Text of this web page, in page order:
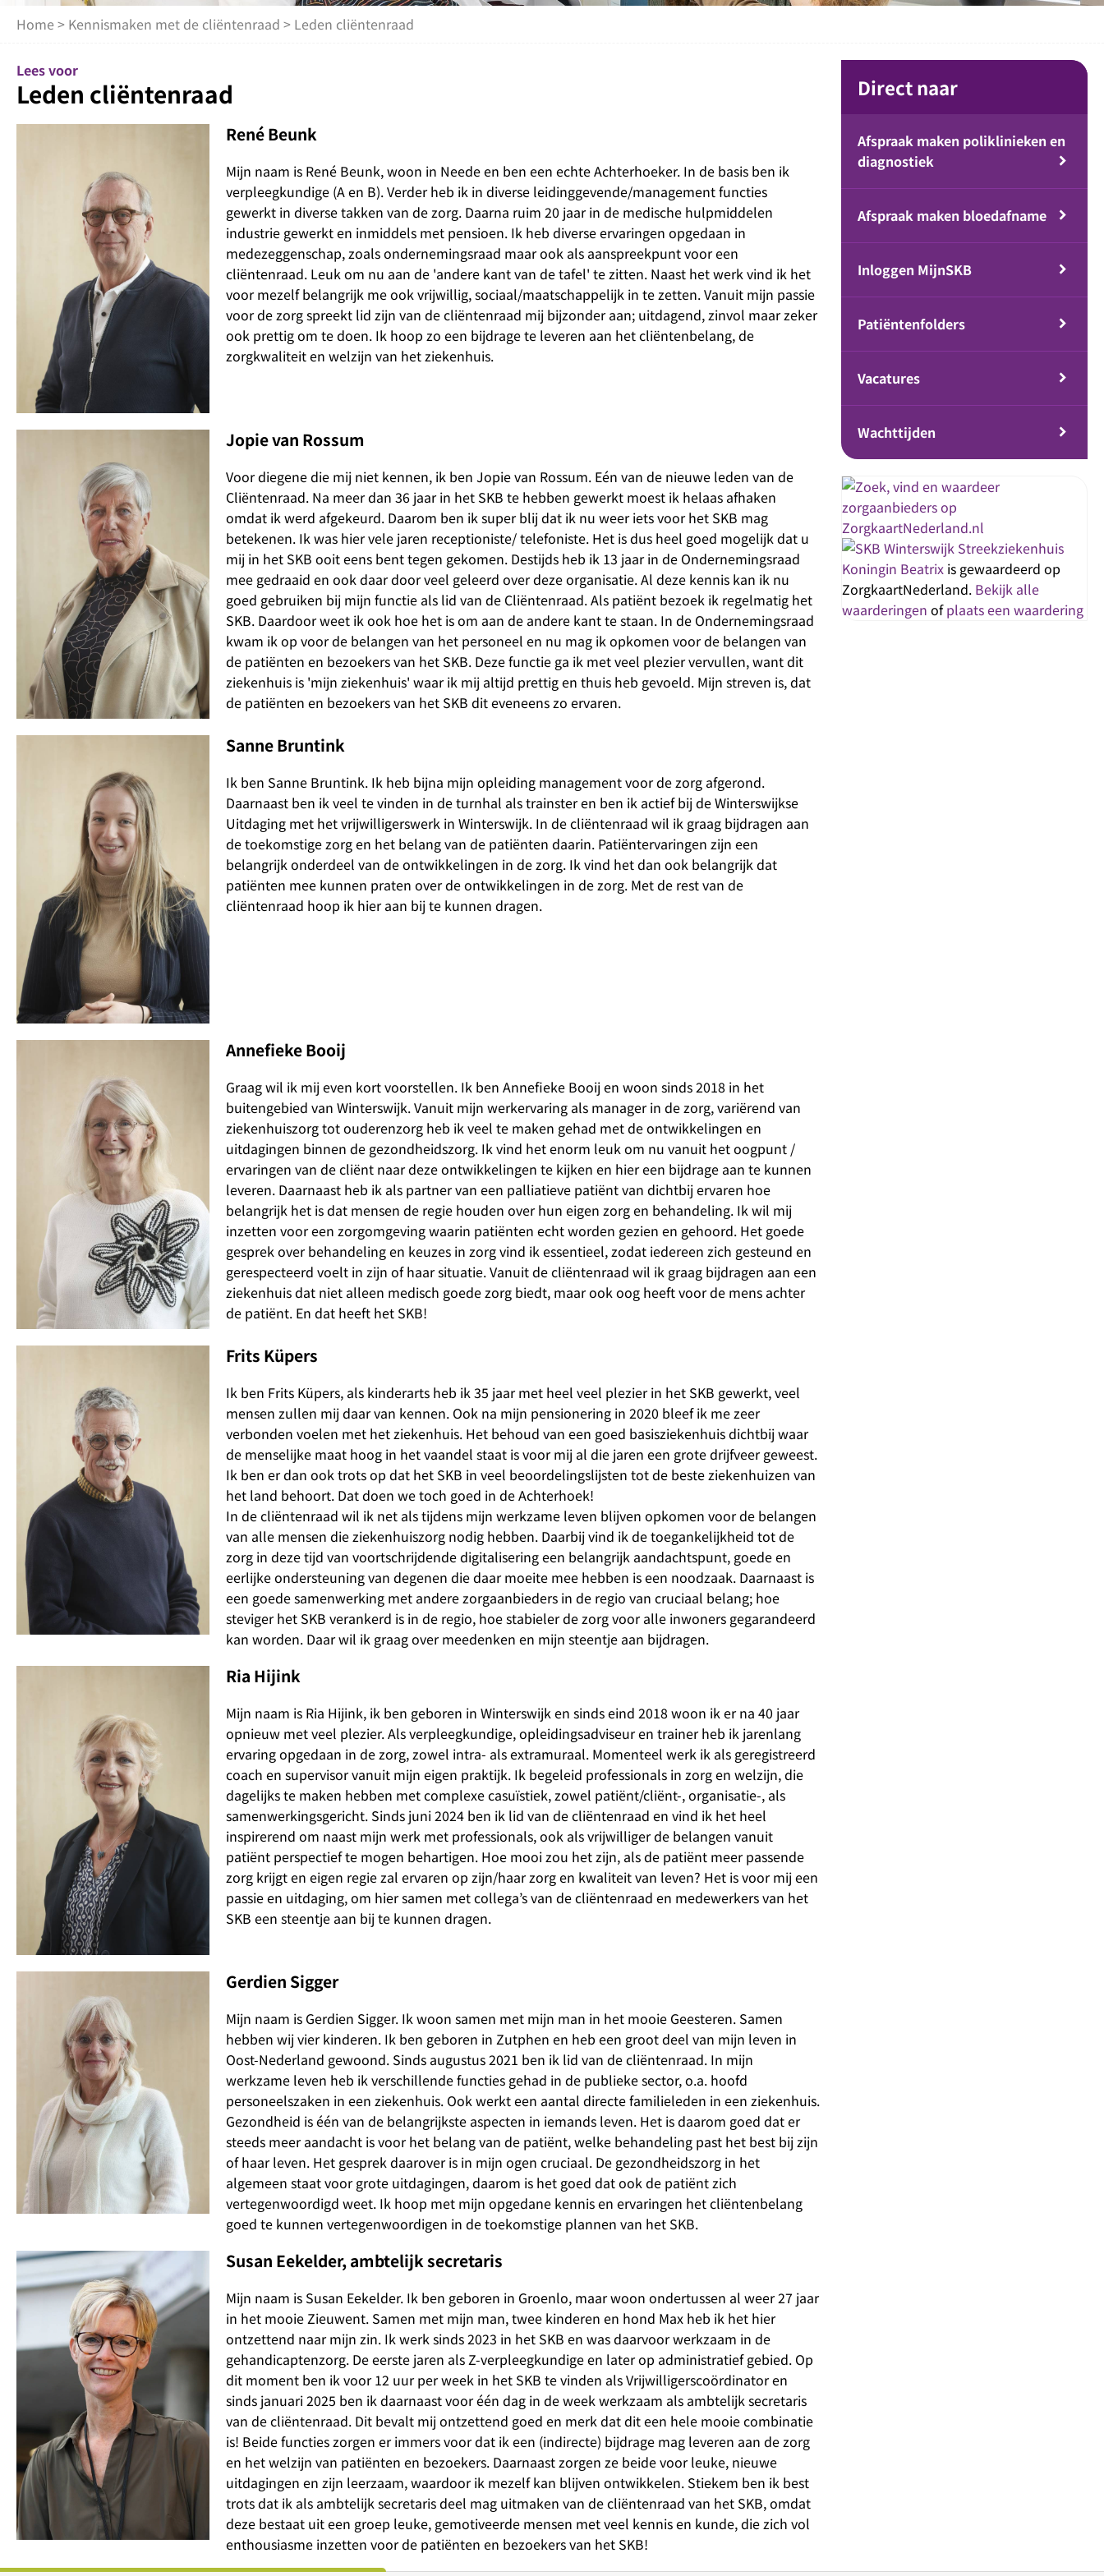
Home > Kennismaken met de cliëntenraad > Leden cliëntenraad
Lees voor
Leden cliëntenraad
René Beunk
Mijn naam is René Beunk, woon in Neede en ben een echte Achterhoeker. In de basis ben ik
verpleegkundige (A en B). Verder heb ik in diverse leidinggevende/management functies
gewerkt in diverse takken van de zorg. Daarna ruim 20 jaar in de medische hulpmiddelen
industrie gewerkt en inmiddels met pensioen. Ik heb diverse ervaringen opgedaan in
medezeggenschap, zoals ondernemingsraad maar ook als aanspreekpunt voor een
cliëntenraad. Leuk om nu aan de 'andere kant van de tafel' te zitten. Naast het werk vind ik het
voor mezelf belangrijk me ook vrijwillig, sociaal/maatschappelijk in te zetten. Vanuit mijn passie
voor de zorg spreekt lid zijn van de cliëntenraad mij bijzonder aan; uitdagend, zinvol maar zeker
ook prettig om te doen. Ik hoop zo een bijdrage te leveren aan het cliëntenbelang, de
zorgkwaliteit en welzijn van het ziekenhuis.
Jopie van Rossum
Voor diegene die mij niet kennen, ik ben Jopie van Rossum. Eén van de nieuwe leden van de
Cliëntenraad. Na meer dan 36 jaar in het SKB te hebben gewerkt moest ik helaas afhaken
omdat ik werd afgekeurd. Daarom ben ik super blij dat ik nu weer iets voor het SKB mag
betekenen. Ik was hier vele jaren receptioniste/ telefoniste. Het is dus heel goed mogelijk dat u
mij in het SKB ooit eens bent tegen gekomen. Destijds heb ik 13 jaar in de Ondernemingsraad
mee gedraaid en ook daar door veel geleerd over deze organisatie. Al deze kennis kan ik nu
goed gebruiken bij mijn functie als lid van de Cliëntenraad. Als patiënt bezoek ik regelmatig het
SKB. Daardoor weet ik ook hoe het is om aan de andere kant te staan. In de Ondernemingsraad
kwam ik op voor de belangen van het personeel en nu mag ik opkomen voor de belangen van
de patiënten en bezoekers van het SKB. Deze functie ga ik met veel plezier vervullen, want dit
ziekenhuis is 'mijn ziekenhuis' waar ik mij altijd prettig en thuis heb gevoeld. Mijn streven is, dat
de patiënten en bezoekers van het SKB dit eveneens zo ervaren.
Sanne Bruntink
Ik ben Sanne Bruntink. Ik heb bijna mijn opleiding management voor de zorg afgerond.
Daarnaast ben ik veel te vinden in de turnhal als trainster en ben ik actief bij de Winterswijkse
Uitdaging met het vrijwilligerswerk in Winterswijk. In de cliëntenraad wil ik graag bijdragen aan
de toekomstige zorg en het belang van de patiënten daarin. Patiëntervaringen zijn een
belangrijk onderdeel van de ontwikkelingen in de zorg. Ik vind het dan ook belangrijk dat
patiënten mee kunnen praten over de ontwikkelingen in de zorg. Met de rest van de
cliëntenraad hoop ik hier aan bij te kunnen dragen.
Annefieke Booij
Graag wil ik mij even kort voorstellen. Ik ben Annefieke Booij en woon sinds 2018 in het
buitengebied van Winterswijk. Vanuit mijn werkervaring als manager in de zorg, variërend van
ziekenhuiszorg tot ouderenzorg heb ik veel te maken gehad met de ontwikkelingen en
uitdagingen binnen de gezondheidszorg. Ik vind het enorm leuk om nu vanuit het oogpunt /
ervaringen van de cliënt naar deze ontwikkelingen te kijken en hier een bijdrage aan te kunnen
leveren. Daarnaast heb ik als partner van een palliatieve patiënt van dichtbij ervaren hoe
belangrijk het is dat mensen de regie houden over hun eigen zorg en behandeling. Ik wil mij
inzetten voor een zorgomgeving waarin patiënten echt worden gezien en gehoord. Het goede
gesprek over behandeling en keuzes in zorg vind ik essentieel, zodat iedereen zich gesteund en
gerespecteerd voelt in zijn of haar situatie. Vanuit de cliëntenraad wil ik graag bijdragen aan een
ziekenhuis dat niet alleen medisch goede zorg biedt, maar ook oog heeft voor de mens achter
de patiënt. En dat heeft het SKB!
Frits Küpers
Ik ben Frits Küpers, als kinderarts heb ik 35 jaar met heel veel plezier in het SKB gewerkt, veel
mensen zullen mij daar van kennen. Ook na mijn pensionering in 2020 bleef ik me zeer
verbonden voelen met het ziekenhuis. Het behoud van een goed basisziekenhuis dichtbij waar
de menselijke maat hoog in het vaandel staat is voor mij al die jaren een grote drijfveer geweest.
Ik ben er dan ook trots op dat het SKB in veel beoordelingslijsten tot de beste ziekenhuizen van
het land behoort. Dat doen we toch goed in de Achterhoek!
In de cliëntenraad wil ik net als tijdens mijn werkzame leven blijven opkomen voor de belangen
van alle mensen die ziekenhuiszorg nodig hebben. Daarbij vind ik de toegankelijkheid tot de
zorg in deze tijd van voortschrijdende digitalisering een belangrijk aandachtspunt, goede en
eerlijke ondersteuning van degenen die daar moeite mee hebben is een noodzaak. Daarnaast is
een goede samenwerking met andere zorgaanbieders in de regio van cruciaal belang; hoe
steviger het SKB verankerd is in de regio, hoe stabieler de zorg voor alle inwoners gegarandeerd
kan worden. Daar wil ik graag over meedenken en mijn steentje aan bijdragen.
Ria Hijink
Mijn naam is Ria Hijink, ik ben geboren in Winterswijk en sinds eind 2018 woon ik er na 40 jaar
opnieuw met veel plezier. Als verpleegkundige, opleidingsadviseur en trainer heb ik jarenlang
ervaring opgedaan in de zorg, zowel intra- als extramuraal. Momenteel werk ik als geregistreerd
coach en supervisor vanuit mijn eigen praktijk. Ik begeleid professionals in zorg en welzijn, die
dagelijks te maken hebben met complexe casuïstiek, zowel patiënt/cliënt-, organisatie-, als
samenwerkingsgericht. Sinds juni 2024 ben ik lid van de cliëntenraad en vind ik het heel
inspirerend om naast mijn werk met professionals, ook als vrijwilliger de belangen vanuit
patiënt perspectief te mogen behartigen. Hoe mooi zou het zijn, als de patiënt meer passende
zorg krijgt en eigen regie zal ervaren op zijn/haar zorg en kwaliteit van leven? Het is voor mij een
passie en uitdaging, om hier samen met collega’s van de cliëntenraad en medewerkers van het
SKB een steentje aan bij te kunnen dragen.
Gerdien Sigger
Mijn naam is Gerdien Sigger. Ik woon samen met mijn man in het mooie Geesteren. Samen
hebben wij vier kinderen. Ik ben geboren in Zutphen en heb een groot deel van mijn leven in
Oost-Nederland gewoond. Sinds augustus 2021 ben ik lid van de cliëntenraad. In mijn
werkzame leven heb ik verschillende functies gehad in de publieke sector, o.a. hoofd
personeelszaken in een ziekenhuis. Ook werkt een aantal directe familieleden in een ziekenhuis.
Gezondheid is één van de belangrijkste aspecten in iemands leven. Het is daarom goed dat er
steeds meer aandacht is voor het belang van de patiënt, welke behandeling past het best bij zijn
of haar leven. Het gesprek daarover is in mijn ogen cruciaal. De gezondheidszorg in het
algemeen staat voor grote uitdagingen, daarom is het goed dat ook de patiënt zich
vertegenwoordigd weet. Ik hoop met mijn opgedane kennis en ervaringen het cliëntenbelang
goed te kunnen vertegenwoordigen in de toekomstige plannen van het SKB.
Susan Eekelder, ambtelijk secretaris
Mijn naam is Susan Eekelder. Ik ben geboren in Groenlo, maar woon ondertussen al weer 27 jaar
in het mooie Zieuwent. Samen met mijn man, twee kinderen en hond Max heb ik het hier
ontzettend naar mijn zin. Ik werk sinds 2023 in het SKB en was daarvoor werkzaam in de
gehandicaptenzorg. De eerste jaren als Z-verpleegkundige en later op administratief gebied. Op
dit moment ben ik voor 12 uur per week in het SKB te vinden als Vrijwilligerscoördinator en
sinds januari 2025 ben ik daarnaast voor één dag in de week werkzaam als ambtelijk secretaris
van de cliëntenraad. Dit bevalt mij ontzettend goed en merk dat dit een hele mooie combinatie
is! Beide functies zorgen er immers voor dat ik een (indirecte) bijdrage mag leveren aan de zorg
en het welzijn van patiënten en bezoekers. Daarnaast zorgen ze beide voor leuke, nieuwe
uitdagingen en zijn leerzaam, waardoor ik mezelf kan blijven ontwikkelen. Stiekem ben ik best
trots dat ik als ambtelijk secretaris deel mag uitmaken van de cliëntenraad van het SKB, omdat
deze bestaat uit een groep leuke, gemotiveerde mensen met veel kennis en kunde, die zich vol
enthousiasme inzetten voor de patiënten en bezoekers van het SKB!
Direct naar
Afspraak maken poliklinieken en
diagnostiek
Afspraak maken bloedafname
Inloggen MijnSKB
Patiëntenfolders
Vacatures
Wachttijden
Streekziekenhuis
Koningin Beatrix is gewaardeerd op
ZorgkaartNederland. Bekijk alle
waarderingen ofplaats een waardering